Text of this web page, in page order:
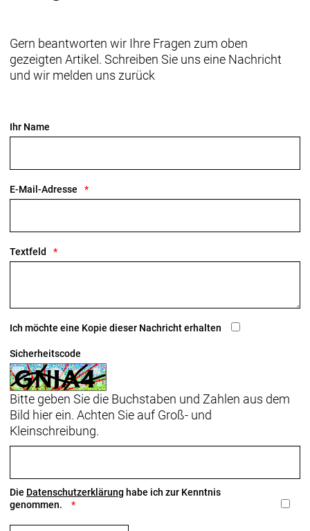
Gern beantworten wir Ihre Fragen zum oben
gezeigten Artikel. Schreiben Sie uns eine Nachricht
und wir melden uns zurück
Ihr Name
E-Mail-Adresse
Textfeld
Ich möchte eine Kopie dieser Nachricht erhalten
Sicherheitscode
Bitte geben Sie die Buchstaben und Zahlen aus dem
Bild hier ein. Achten Sie auf Groß- und
Kleinschreibung.
Die Datenschutzerklärung habe ich zur Kenntnis
genommen.